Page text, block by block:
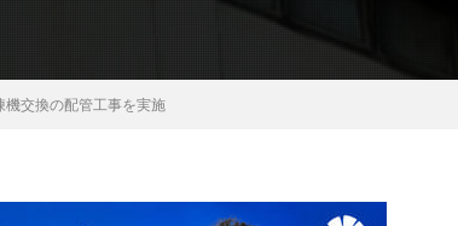
機交換の配管工事を実施